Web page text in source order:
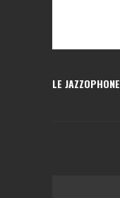
LE JAZZOPHONE